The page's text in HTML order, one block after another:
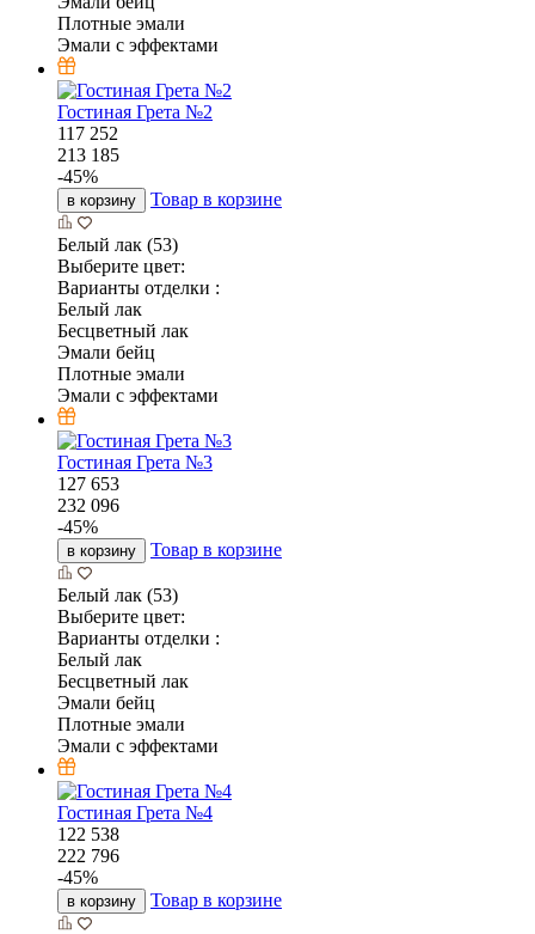
Плотные эмали
Эмали с эффектами
Гостиная Грета №2
117 252
213 185
-45%
в корзину Товар в корзине
Белый лак (53)
Выберите цвет:
Варианты отделки :
Белый лак
Бесцветный лак
Эмали бейц
Плотные эмали
Эмали с эффектами
Гостиная Грета №3
127 653
232 096
-45%
в корзину Товар в корзине
Белый лак (53)
Выберите цвет:
Варианты отделки :
Белый лак
Бесцветный лак
Эмали бейц
Плотные эмали
Эмали с эффектами
Гостиная Грета №4
122 538
222 796
-45%
в корзину Товар в корзине